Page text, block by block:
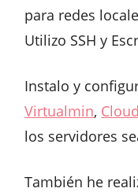
para redes
Utilizo SSH y
Instalo y
Virtualmin,
los servidores
También he